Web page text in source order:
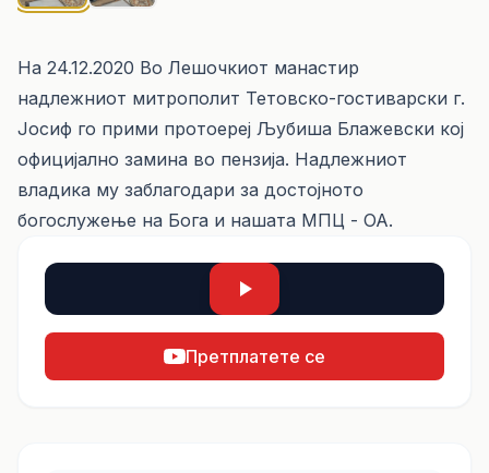
На 24.12.2020 Во Лешочкиот манастир
надлежниот митрополит Тетовско-гостиварски г.
Јосиф го прими протоереј Љубиша Блажевски кој
официјално замина во пензија. Надлежниот
владика му заблагодари за достојното
богослужење на Бога и нашата МПЦ - ОА.
Претплатете се